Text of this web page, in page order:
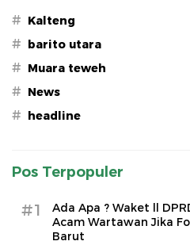
# Kalteng
# barito utara
# Muara teweh
# News
# headline
Pos Terpopuler
#1
Ada Apa ? Waket ll
Acam Wartawan Jika
Barut